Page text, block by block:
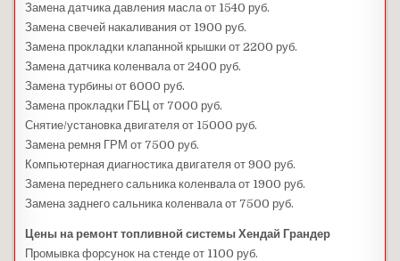
Замена датчика давления масла от 1540 руб.
Замена свечей накаливания от 1900 руб.
Замена прокладки клапанной крышки от 2200 руб.
Замена датчика коленвала от 2400 руб.
Замена турбины от 6000 руб.
Замена прокладки ГБЦ от 7000 руб.
Снятие/установка двигателя от 15000 руб.
Замена ремня ГРМ от 7500 руб.
Компьютерная диагностика двигателя от 900 руб.
Замена переднего сальника коленвала от 1900 руб.
Замена заднего сальника коленвала от 7500 руб.
Цены на ремонт топливной системы Хендай Грандер
Промывка форсунок на стенде от 1100 руб.